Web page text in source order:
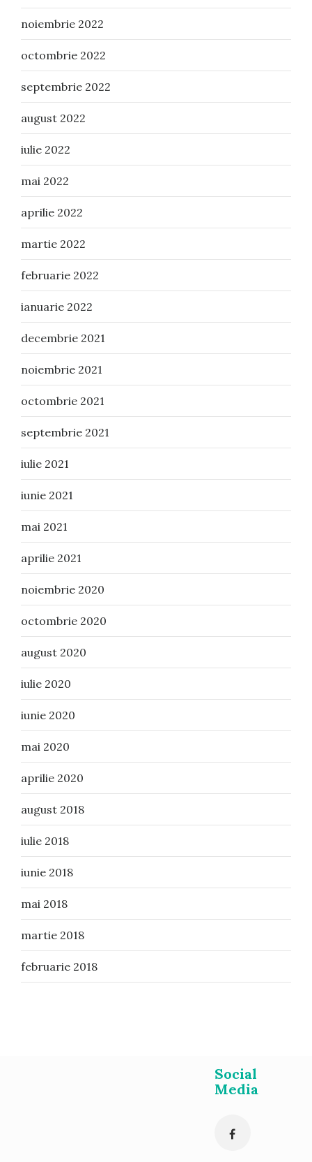
noiembrie 2022
octombrie 2022
septembrie 2022
august 2022
iulie 2022
mai 2022
aprilie 2022
martie 2022
februarie 2022
ianuarie 2022
decembrie 2021
noiembrie 2021
octombrie 2021
septembrie 2021
iulie 2021
iunie 2021
mai 2021
aprilie 2021
noiembrie 2020
octombrie 2020
august 2020
iulie 2020
iunie 2020
mai 2020
aprilie 2020
august 2018
iulie 2018
iunie 2018
mai 2018
martie 2018
februarie 2018
Social
Media